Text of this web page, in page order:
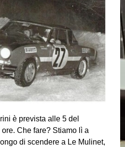
è prevista alle 5 del
Che fare? Stiamo lì a
di scendere a Le Mulinet,